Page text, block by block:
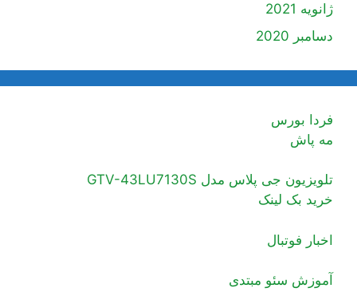
ژانویه 2021
دسامبر 2020
فردا بورس
مه پاش
تلویزیون جی پلاس مدل GTV-43LU7130S
خرید بک لینک
اخبار فوتبال
آموزش سئو مبتدی